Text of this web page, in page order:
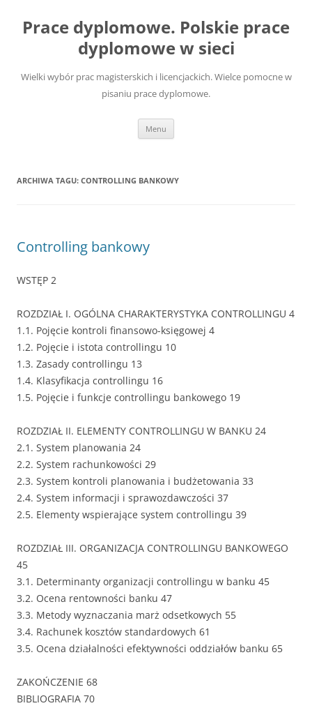
treści
Prace dyplomowe. Polskie prace
dyplomowe w sieci
Wielki wybór prac magisterskich i licencjackich. Wielce pomocne w
pisaniu prace dyplomowe.
Menu
ARCHIWA TAGU: CONTROLLING BANKOWY
Controlling bankowy
WSTĘP 2
ROZDZIAŁ I. OGÓLNA CHARAKTERYSTYKA CONTROLLINGU 4
1.1. Pojęcie kontroli finansowo-księgowej 4
1.2. Pojęcie i istota controllingu 10
1.3. Zasady controllingu 13
1.4. Klasyfikacja controllingu 16
1.5. Pojęcie i funkcje controllingu bankowego 19
ROZDZIAŁ II. ELEMENTY CONTROLLINGU W BANKU 24
2.1. System planowania 24
2.2. System rachunkowości 29
2.3. System kontroli planowania i budżetowania 33
2.4. System informacji i sprawozdawczości 37
2.5. Elementy wspierające system controllingu 39
ROZDZIAŁ III. ORGANIZACJA CONTROLLINGU BANKOWEGO
45
3.1. Determinanty organizacji controllingu w banku 45
3.2. Ocena rentowności banku 47
3.3. Metody wyznaczania marż odsetkowych 55
3.4. Rachunek kosztów standardowych 61
3.5. Ocena działalności efektywności oddziałów banku 65
ZAKOŃCZENIE 68
BIBLIOGRAFIA 70